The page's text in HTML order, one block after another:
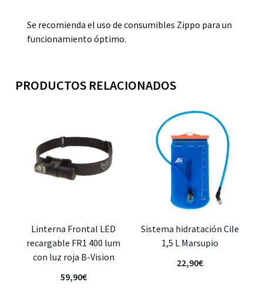
Se recomienda el uso de consumibles Zippo para un
funcionamiento óptimo.
PRODUCTOS RELACIONADOS
Linterna Frontal LED
recargable FR1 400 lum
con luz roja B-Vision
59,90€
Sistema hidratación Cile
1,5 L Marsupio
22,90€